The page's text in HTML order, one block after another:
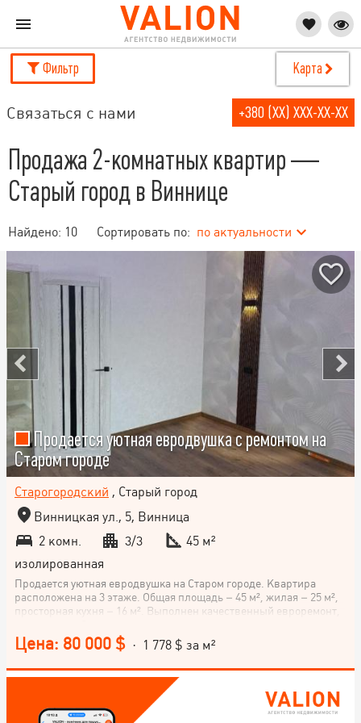
Фильтр Карта
Связаться с нами +380 (XX) XXX-XX-XX
Продажа 2-комнатных квартир —
Старый город в Виннице
Найдено: 10 Сортировать по: по актуальности
Продается уютная евродвушка с ремонтом на
Старом городе
Старогородский , Старый город
Винницкая ул., 5, Винница
2 комн.
3/3
45 м²
изолированная
Продается уютная евродвушка на Старом городе. Квартира
расположена на 3 этаже. Общая площадь – 45 м², жилая – 25 м²,
просторная кухня – 16 м². Выполнен качественный евроремонт,
кондиционер, теплый пол и большой балкон. Индивидуальное
газовое отопление, установлены счетчики газа, воды и
электроэнергии. Квартира полностью укомплектована
необходимой мебелью и бытовой техникой. Закрытая территория
с доступом только для жителей, есть собственное паркоместо.
Удобное расположение: рядом ТРЦ, АТБ, школа и вся
Цена: 80 000 $ · 1 778 $ за м²